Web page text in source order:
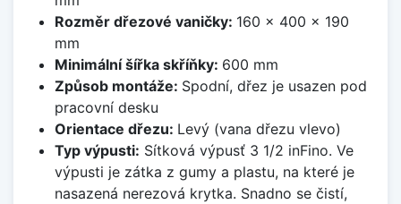
Rozměr dřezové vaničky: 160 x 400 x 190
mm
Minimální šířka skříňky: 600 mm
Způsob montáže: Spodní, dřez je usazen pod
pracovní desku
Orientace dřezu: Levý (vana dřezu vlevo)
Typ výpusti: Sítková výpusť 3 1/2 inFino. Ve
výpusti je zátka z gumy a plastu, na které je
nasazená nerezová krytka. Snadno se čistí,